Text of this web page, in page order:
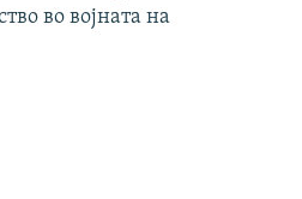
во војната на